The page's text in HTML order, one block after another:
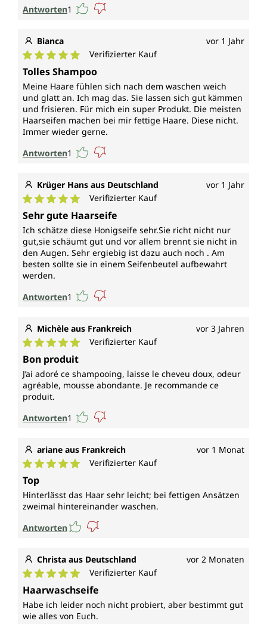
Antworten1
Bianca vor 1 Jahr
Durchschnittliche Bewertung von 5 von 5 Sternen
Verifizierter Kauf
Tolles Shampoo
Meine Haare fühlen sich nach dem waschen weich
und glatt an. Ich mag das. Sie lassen sich gut kämmen
und frisieren. Für mich ein super Produkt. Die meisten
Haarseifen machen bei mir fettige Haare. Diese nicht.
Immer wieder gerne.
Antworten1
Krüger Hans aus Deutschland vor 1 Jahr
Durchschnittliche Bewertung von 5 von 5 Sternen
Verifizierter Kauf
Sehr gute Haarseife
Ich schätze diese Honigseife sehr.Sie richt nicht nur
gut,sie schäumt gut und vor allem brennt sie nicht in
den Augen. Sehr ergiebig ist dazu auch noch . Am
besten sollte sie in einem Seifenbeutel aufbewahrt
werden.
Antworten1
Michèle aus Frankreich vor 3 Jahren
Durchschnittliche Bewertung von 5 von 5 Sternen
Verifizierter Kauf
Bon produit
J’ai adoré ce shampooing, laisse le cheveu doux, odeur
agréable, mousse abondante. Je recommande ce
produit.
Antworten1
ariane aus Frankreich vor 1 Monat
Durchschnittliche Bewertung von 5 von 5 Sternen
Verifizierter Kauf
Top
Hinterlässt das Haar sehr leicht; bei fettigen Ansätzen
zweimal hintereinander waschen.
Antworten
Christa aus Deutschland vor 2 Monaten
Durchschnittliche Bewertung von 5 von 5 Sternen
Verifizierter Kauf
Haarwaschseife
Habe ich leider noch nicht probiert, aber bestimmt gut
wie alles von Euch.